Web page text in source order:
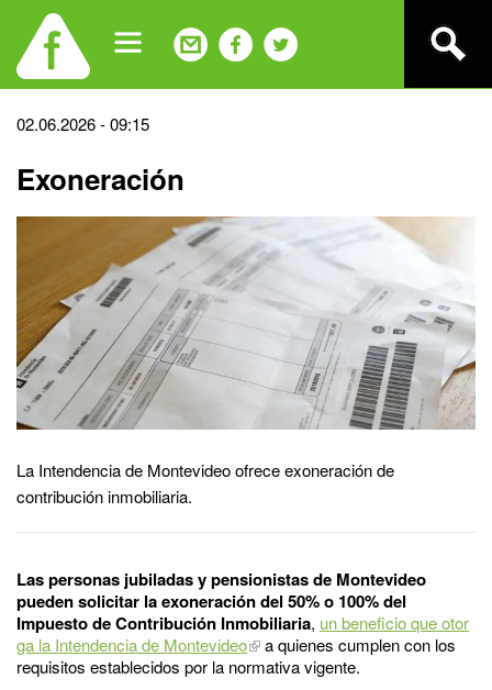
navigation
Back
top
02.06.2026 - 09:15
Exoneración
La Intendencia de Montevideo ofrece exoneración de
contribución inmobiliaria.
Las personas jubiladas y pensionistas de Montevideo
pueden solicitar la exoneración del 50% o 100% del
Impuesto de Contribución Inmobiliaria, un beneficio que otor
ga la Intendencia de Montevideo
a quienes cumplen con los
requisitos establecidos por la normativa vigente.